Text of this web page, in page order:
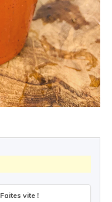
Faites vite !